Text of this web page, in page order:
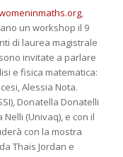
,
un workshop il 9
di laurea magistrale
invitate a parlare
e fisica matematica:
Alessia Nota.
Donatella Donatelli
Nelli (Univaq), e con il
con la mostra
Thais Jordan e